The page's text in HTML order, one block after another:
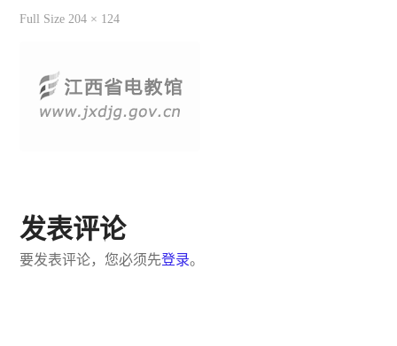
Full
Full Size 204 × 124
发表评论
要发表评论，您必须先登录。